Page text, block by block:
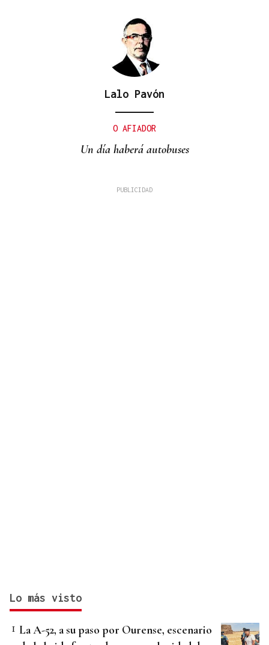
Lalo Pavón
O AFIADOR
Un día haberá autobuses
Lo más visto
La A-52, a su paso por Ourense, escenario